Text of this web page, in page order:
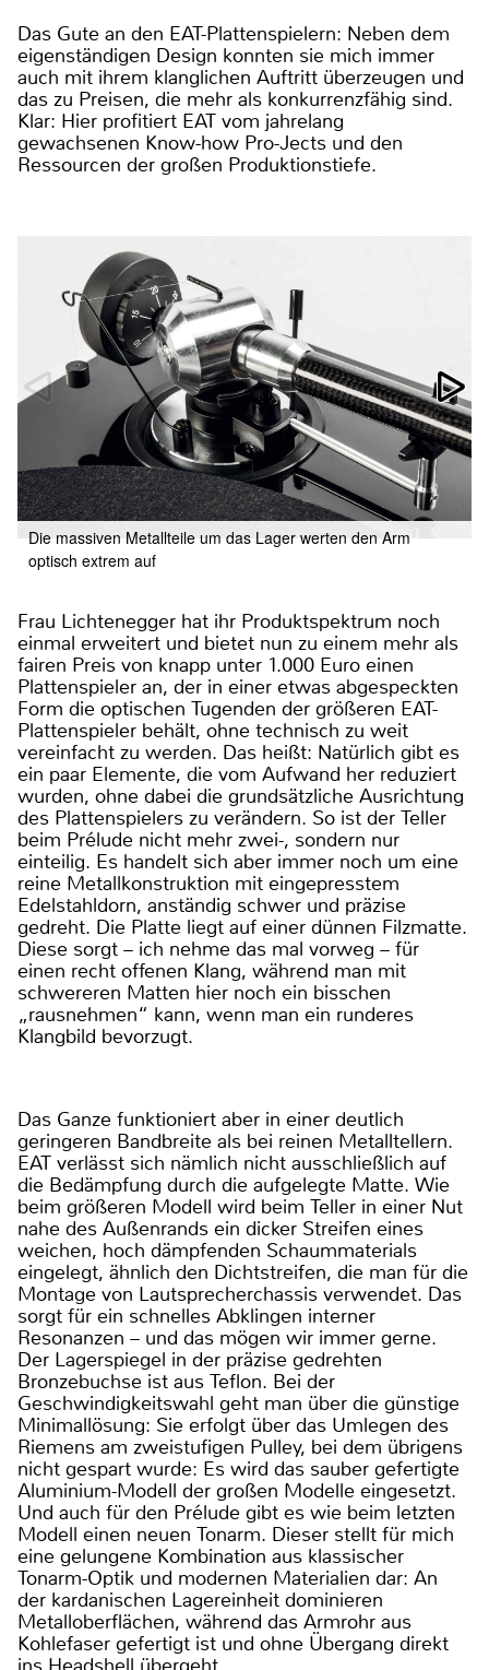
Das Gute an den EAT-Plattenspielern: Neben dem
eigenständigen Design konnten sie mich immer
auch mit ihrem klanglichen Auftritt überzeugen und
das zu Preisen, die mehr als konkurrenzfähig sind.
Klar: Hier profitiert EAT vom jahrelang
gewachsenen Know-how Pro-Jects und den
Ressourcen der großen Produktionstiefe.
Die massiven Metallteile um das Lager werten den Arm
optisch extrem auf
Frau Lichtenegger hat ihr Produktspektrum noch
einmal erweitert und bietet nun zu einem mehr als
fairen Preis von knapp unter 1.000 Euro einen
Plattenspieler an, der in einer etwas abgespeckten
Form die optischen Tugenden der größeren EAT-
Plattenspieler behält, ohne technisch zu weit
vereinfacht zu werden. Das heißt: Natürlich gibt es
ein paar Elemente, die vom Aufwand her reduziert
wurden, ohne dabei die grundsätzliche Ausrichtung
des Plattenspielers zu verändern. So ist der Teller
beim Prélude nicht mehr zwei-, sondern nur
einteilig. Es handelt sich aber immer noch um eine
reine Metallkonstruktion mit eingepresstem
Edelstahldorn, anständig schwer und präzise
gedreht. Die Platte liegt auf einer dünnen Filzmatte.
Diese sorgt – ich nehme das mal vorweg – für
einen recht offenen Klang, während man mit
schwereren Matten hier noch ein bisschen
„rausnehmen“ kann, wenn man ein runderes
Klangbild bevorzugt.
Das Ganze funktioniert aber in einer deutlich
geringeren Bandbreite als bei reinen Metalltellern.
EAT verlässt sich nämlich nicht ausschließlich auf
die Bedämpfung durch die aufgelegte Matte. Wie
beim größeren Modell wird beim Teller in einer Nut
nahe des Außenrands ein dicker Streifen eines
weichen, hoch dämpfenden Schaummaterials
eingelegt, ähnlich den Dichtstreifen, die man für die
Montage von Lautsprecherchassis verwendet. Das
sorgt für ein schnelles Abklingen interner
Resonanzen – und das mögen wir immer gerne.
Der Lagerspiegel in der präzise gedrehten
Bronzebuchse ist aus Teflon. Bei der
Geschwindigkeitswahl geht man über die günstige
Minimallösung: Sie erfolgt über das Umlegen des
Riemens am zweistufigen Pulley, bei dem übrigens
nicht gespart wurde: Es wird das sauber gefertigte
Aluminium-Modell der großen Modelle eingesetzt.
Und auch für den Prélude gibt es wie beim letzten
Modell einen neuen Tonarm. Dieser stellt für mich
eine gelungene Kombination aus klassischer
Tonarm-Optik und modernen Materialien dar: An
der kardanischen Lagereinheit dominieren
Metalloberflächen, während das Armrohr aus
Kohlefaser gefertigt ist und ohne Übergang direkt